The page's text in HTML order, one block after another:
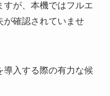
が、本機ではフルエ
が確認されていませ
入する際の有力な候